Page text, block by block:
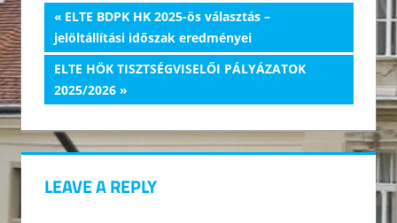
Bejegyzés
navigáció
Previous
Post:
ELTE BDPK HK 2025-ös választás –
jelöltállítási időszak eredményei
Next
Post:
ELTE HÖK TISZTSÉGVISELŐI PÁLYÁZATOK
2025/2026
LEAVE A REPLY